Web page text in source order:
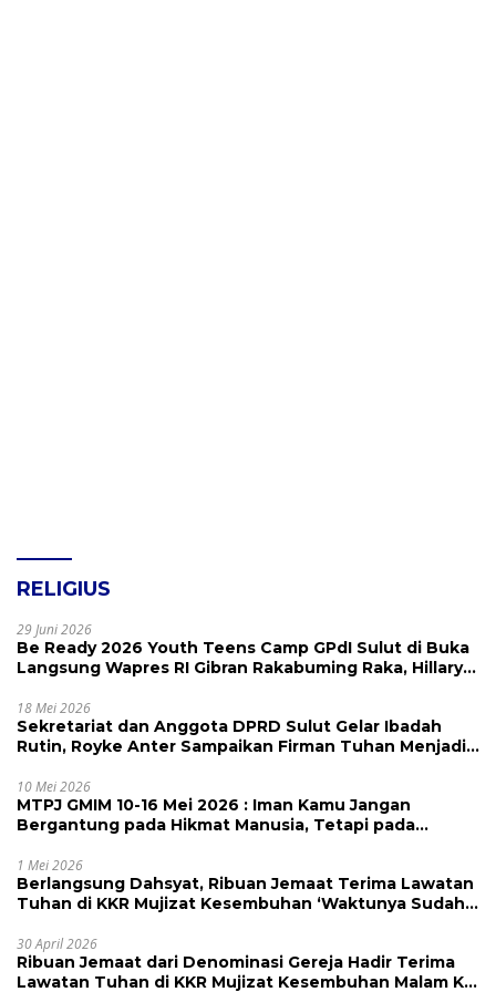
RELIGIUS
29 Juni 2026
Be Ready 2026 Youth Teens Camp GPdI Sulut di Buka
Langsung Wapres RI Gibran Rakabuming Raka, Hillary
18 Mei 2026
Sekretariat dan Anggota DPRD Sulut Gelar Ibadah
Rutin, Royke Anter Sampaikan Firman Tuhan Menjadi
10 Mei 2026
MTPJ GMIM 10-16 Mei 2026 : Iman Kamu Jangan
Bergantung pada Hikmat Manusia, Tetapi pada
1 Mei 2026
Berlangsung Dahsyat, Ribuan Jemaat Terima Lawatan
Tuhan di KKR Mujizat Kesembuhan ‘Waktunya Sudah
30 April 2026
Ribuan Jemaat dari Denominasi Gereja Hadir Terima
Lawatan Tuhan di KKR Mujizat Kesembuhan Malam Ke